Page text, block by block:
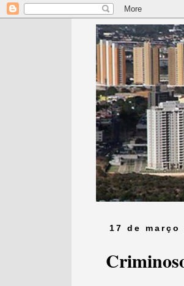
17 de março